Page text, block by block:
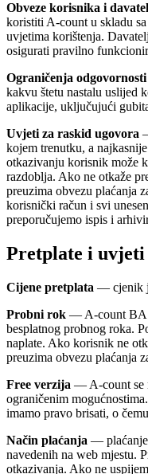
Obveze korisnika i
koristiti A-count u skladu
uvjetima korištenja.
osigurati pravilno
Ograničenja odgovornosti
kakvu štetu nastalu uslijed
aplikacije, uključujući
Uvjeti za raskid ugovora
kojem trenutku, a
otkazivanju korisnik može
razdoblja. Ako ne otkaže
preuzima obvezu plaćanja
korisnički račun i svi
preporučujemo ispis i
Pretplate i
Cijene pretplata — cjenik
Probni rok — A-count
besplatnog probnog roka.
naplate. Ako korisnik ne
preuzima obvezu plaćanja
Free verzija — A-count se
ograničenim
imamo pravo brisati, o
Način plaćanja — plaćanje
navedenih na web mjestu.
otkazivanja. Ako ne